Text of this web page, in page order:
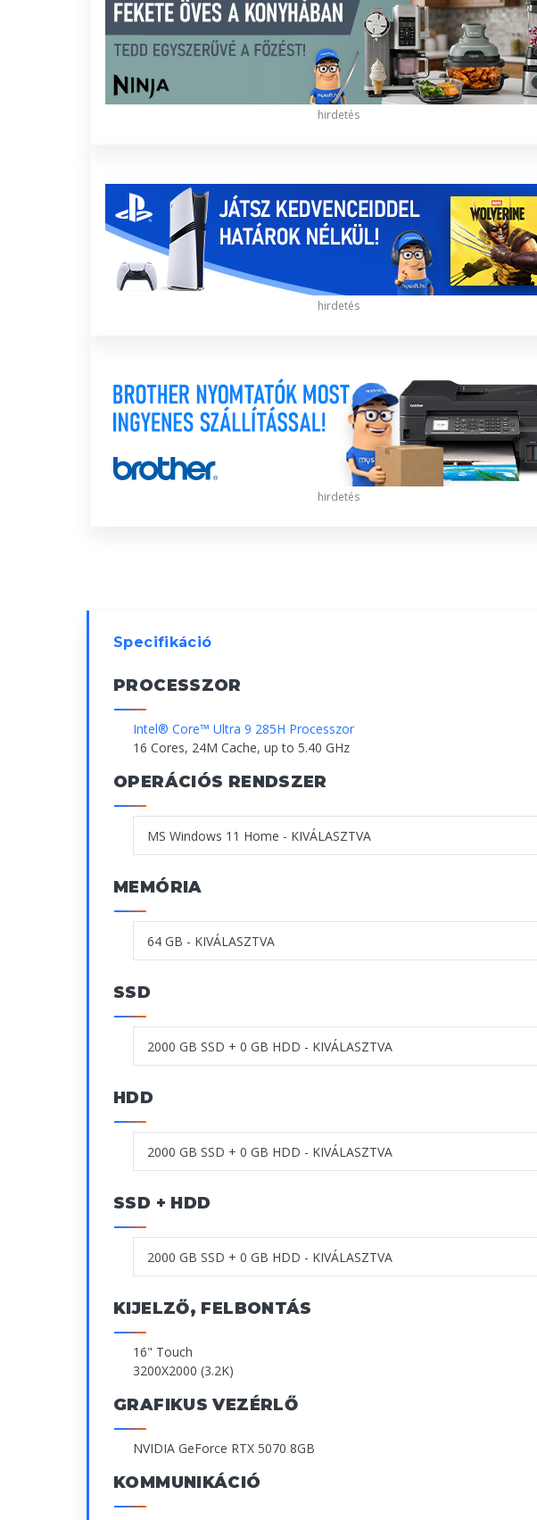
hirdetés
hirdetés
hirdetés
Specifikáció
PROCESSZOR
Intel® Core™ Ultra 9 285H Processzor
16 Cores, 24M Cache, up to 5.40 GHz
OPERÁCIÓS RENDSZER
MEMÓRIA
SSD
HDD
SSD + HDD
KIJELZŐ, FELBONTÁS
16" Touch
3200X2000 (3.2K)
GRAFIKUS VEZÉRLŐ
NVIDIA GeForce RTX 5070 8GB
KOMMUNIKÁCIÓ